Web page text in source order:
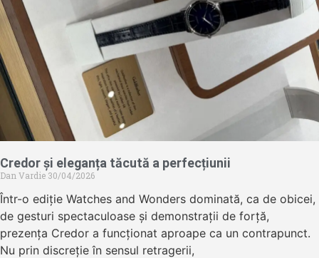
Credor și eleganța tăcută a perfecțiunii
Dan Vardie 30/04/2026
Într-o ediție Watches and Wonders dominată, ca de obicei,
de gesturi spectaculoase și demonstrații de forță,
prezența Credor a funcționat aproape ca un contrapunct.
Nu prin discreție în sensul retragerii,